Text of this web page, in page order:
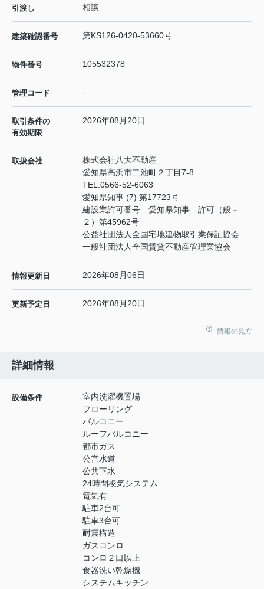
引渡し 相談
建築確認番号 第KS126-0420-53660号
物件番号 105532378
管理コード -
取引条件の
有効期限
2026年08月20日
取扱会社
株式会社八大不動産
愛知県高浜市二池町２丁目7-8
TEL:0566-52-6063
愛知県知事 (7) 第17723号
建設業許可番号 愛知県知事 許可（般－
２）第45962号
公益社団法人全国宅地建物取引業保証協会
一般社団法人全国賃貸不動産管理業協会
情報更新日 2026年08月06日
更新予定日 2026年08月20日
情報の見方
詳細情報
設備条件
室内洗濯機置場
フローリング
バルコニー
ルーフバルコニー
都市ガス
公営水道
公共下水
24時間換気システム
電気有
駐車2台可
駐車3台可
耐震構造
ガスコンロ
コンロ２口以上
食器洗い乾燥機
システムキッチン